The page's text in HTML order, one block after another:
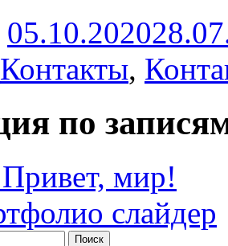
05.10.2020
Контакты,
по
Привет, мир!
слайдер